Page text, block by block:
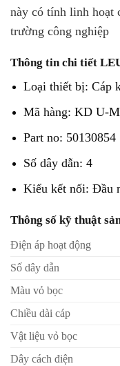
này có tính linh hoạt
trường công nghiệp
Thông tin chi tiết
Loại thiết bị: Cáp
Mã hàng: KD U-
Part no: 50130854
Số dây dẫn: 4
Kiểu kết nối: Đầu
Thông số kỹ thuật
Điện áp hoạt động
Số dây dẫn
Màu vỏ bọc
Chiều dài cáp
Vật liệu vỏ bọc
Dây cách điện